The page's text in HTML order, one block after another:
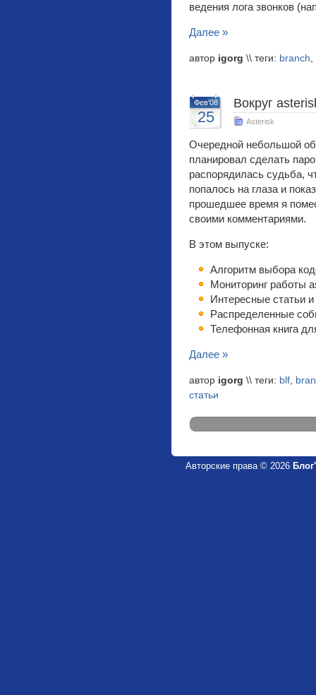
ведения лога звонков
Далее »
автор igorg \\ теги: branch,
Фев'08
25
Вокруг
Asterisk
Очередной небольшой
планировал сделать
распорядилась судьба,
попалось на глаза и
прошедшее время я
своими комментариями.
В этом выпуске:
Алгоритм выбора
Мониторинг работы
Интересные статьи
Распределенные
Телефонная книга
Далее »
автор igorg \\ теги: blf,
статьи
Авторские права © 2026